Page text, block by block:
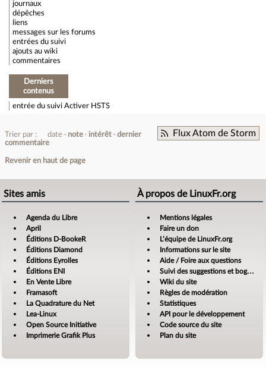
journaux
dépêches
liens
messages sur les forums
entrées du suivi
ajouts au wiki
commentaires
Derniers
contenus
entrée du suivi Activer HSTS
Flux Atom de Storm
Trier par : date note intérêt
dernier
commentaire
Revenir en haut de page
Sites amis
Agenda du Libre
April
Éditions D-BookeR
Éditions Diamond
Éditions Eyrolles
Éditions ENI
En Vente Libre
Framasoft
La Quadrature du Net
Lea-Linux
Open Source Initiative
Imprimerie Grafik Plus
À propos de LinuxFr.org
Mentions légales
Faire un don
L’équipe de LinuxFr.org
Informations sur le site
Aide / Foire aux questions
Suivi des suggestions et bogues
Wiki du site
Règles de modération
Statistiques
API pour le développement
Code source du site
Plan du site